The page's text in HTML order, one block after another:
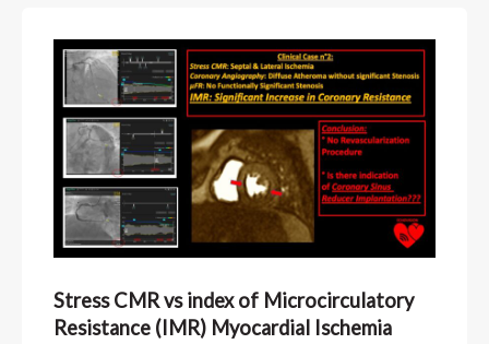
Stress CMR vs index of Microcirculatory
Resistance (IMR) Myocardial Ischemia